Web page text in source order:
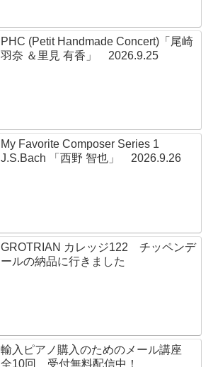
PHC (Petit Handmade Concert)「尾崎
羽奈 ＆里見 有香」 2026.9.25
My Favorite Composer Series 1
J.S.Bach 「西野 智也」 2026.9.26
GROTRIAN カレッジ122 チッペンデ
ールの納品に行きました
輸入ピアノ購入のためのメール講座
全10回 受付無料配信中！